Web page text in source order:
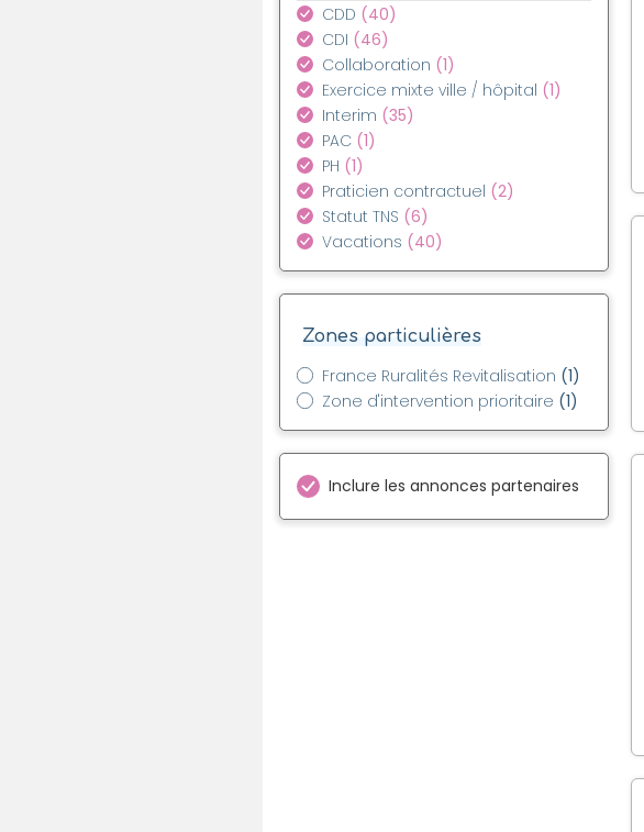
CDD (40)
CDI (46)
Collaboration (1)
Exercice mixte ville / hôpital (1)
Interim (35)
PAC (1)
PH (1)
Praticien contractuel (2)
Statut TNS (6)
Vacations (40)
Zones particulières
France Ruralités Revitalisation (1)
Zone d'intervention prioritaire (1)
Inclure les annonces partenaires